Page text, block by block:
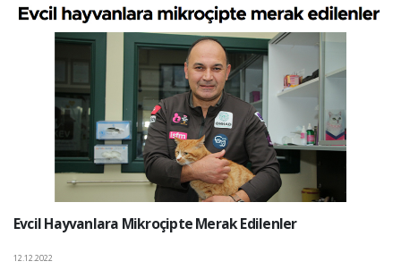
Evcil Hayvanlara Mikroçipte Merak Edilenler
12.12.2022